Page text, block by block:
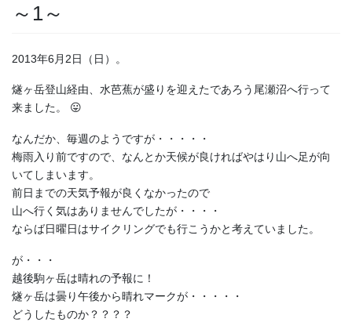
～1～
2013年6月2日（日）。
燧ヶ岳登山経由、水芭蕉が盛りを迎えたであろう尾瀬沼へ行って
来ました。 😛
なんだか、毎週のようですが・・・・・
梅雨入り前ですので、なんとか天候が良ければやはり山へ足が向
いてしまいます。
前日までの天気予報が良くなかったので
山へ行く気はありませんでしたが・・・・
ならば日曜日はサイクリングでも行こうかと考えていました。
が・・・
越後駒ヶ岳は晴れの予報に！
燧ヶ岳は曇り午後から晴れマークが・・・・・
どうしたものか？？？？